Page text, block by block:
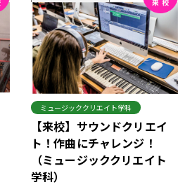
ミュージッククリエイト学科
【来校】サウンドクリエイ
ト！作曲にチャレンジ！
（ミュージッククリエイト
学科）